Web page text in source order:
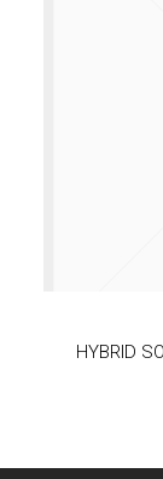
HYBRID